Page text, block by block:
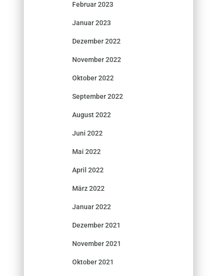
Februar 2023
Januar 2023
Dezember 2022
November 2022
Oktober 2022
September 2022
August 2022
Juni 2022
Mai 2022
April 2022
März 2022
Januar 2022
Dezember 2021
November 2021
Oktober 2021